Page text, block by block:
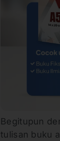
Begitupun
tulisan buku